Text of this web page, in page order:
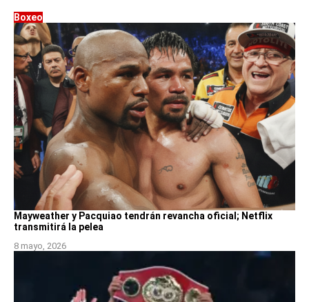
Boxeo
Mayweather y Pacquiao tendrán revancha oficial; Netflix
transmitirá la pelea
8 mayo, 2026